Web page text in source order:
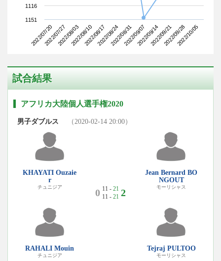
2022/07/202022/07/272022/08/032022/08/102022/08/172022/08/242022/08/312022/09/072022/09/142022/09/212022/09/282022/10/05
1116
1151
試合結果
アフリカ大陸個人選手権2020
男子ダブルス （2020-02-14 20:00）
KHAYATI Ouzaie
r
チュニジア
RAHALI Mouin
チュニジア
0 11 - 21
11 - 21 2
Jean Bernard BO
NGOUT
モーリシャス
Tejraj PULTOO
モーリシャス